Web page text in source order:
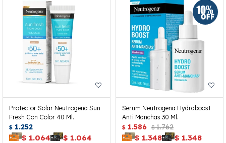
Protector Solar Neutrogena Sun
Fresh Con Color 40 Ml.
$ 1.252
$ 1.064 $ 1.064
Serum Neutrogena Hydraboost
Anti Manchas 30 Ml.
$ 1.586 $ 1.762
$ 1.348 $ 1.348